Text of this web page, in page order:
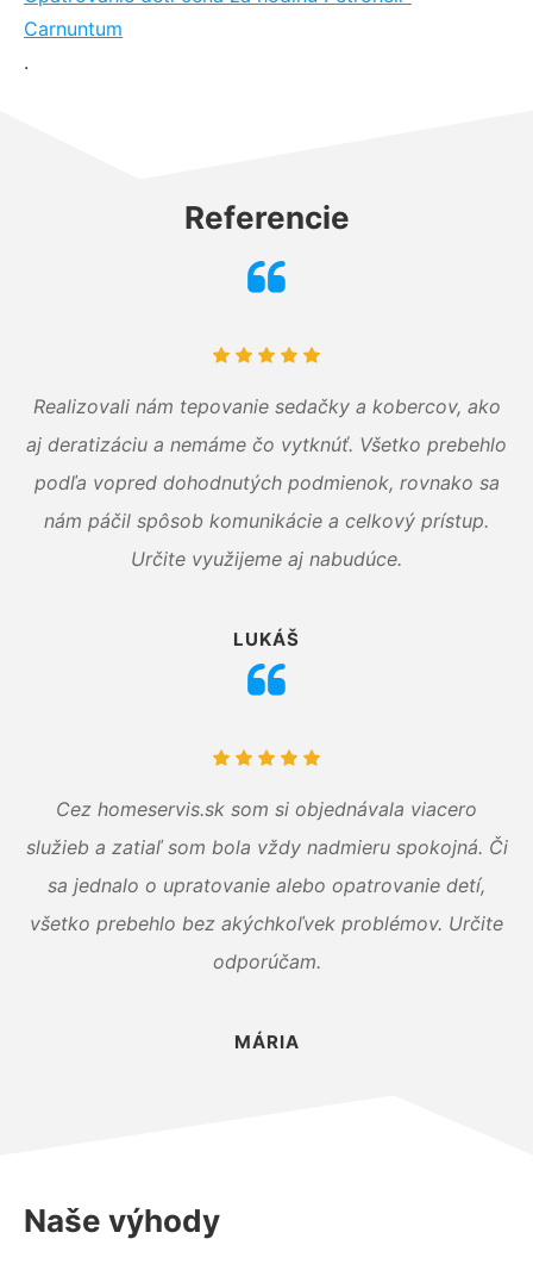
Carnuntum
.
Referencie
Realizovali nám tepovanie sedačky a kobercov, ako
aj deratizáciu a nemáme čo vytknúť. Všetko prebehlo
podľa vopred dohodnutých podmienok, rovnako sa
nám páčil spôsob komunikácie a celkový prístup.
Určite využijeme aj nabudúce.
LUKÁŠ
Cez homeservis.sk som si objednávala viacero
služieb a zatiaľ som bola vždy nadmieru spokojná. Či
sa jednalo o upratovanie alebo opatrovanie detí,
všetko prebehlo bez akýchkoľvek problémov. Určite
odporúčam.
MÁRIA
Naše výhody